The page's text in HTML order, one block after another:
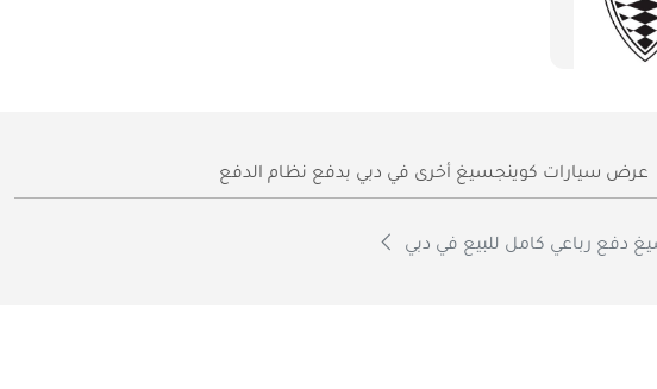
عرض سيارات كوينجسيغ أخرى في دبي بدفع نظام الدفع
دفع رباعي كامل للبيع في دبي